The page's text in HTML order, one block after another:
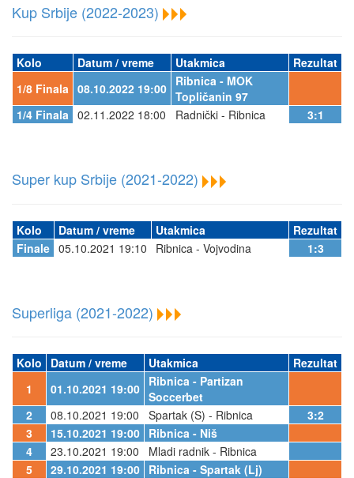
Kup Srbije (2022-2023)
Kolo Datum / vreme Utakmica
Rezultat
1/8 Finala 08.10.2022 19:00 Ribnica - MOK
Topličanin 97
1/4 Finala 02.11.2022 18:00 Radnički - Ribnica 3:1
Super kup Srbije (2021-2022)
Kolo Datum / vreme Utakmica
Rezultat
Finale 05.10.2021 19:10 Ribnica - Vojvodina 1:3
Superliga (2021-2022)
Kolo Datum / vreme Utakmica
Rezultat
1
01.10.2021 19:00 Ribnica - Partizan
Soccerbet
2
08.10.2021 19:00 Spartak (S) - Ribnica
3:2
3
15.10.2021 19:00 Ribnica - Niš
4
23.10.2021 19:00
Mladi radnik - Ribnica
5
29.10.2021 19:00 Ribnica - Spartak (Lj)